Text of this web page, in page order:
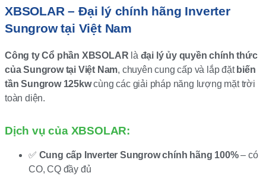
XBSOLAR – Đại lý chính hãng Inverter
Sungrow tại Việt Nam
Công ty Cổ phần XBSOLAR là đại lý ủy quyền chính thức
của Sungrow tại Việt Nam, chuyên cung cấp và lắp đặt biến
tần Sungrow 125kwcùng các giải pháp năng lượng mặt trời
toàn diện.
Dịch vụ của XBSOLAR:
✅ Cung cấp Inverter Sungrow chính hãng 100%– có
CO, CQ đầy đủ